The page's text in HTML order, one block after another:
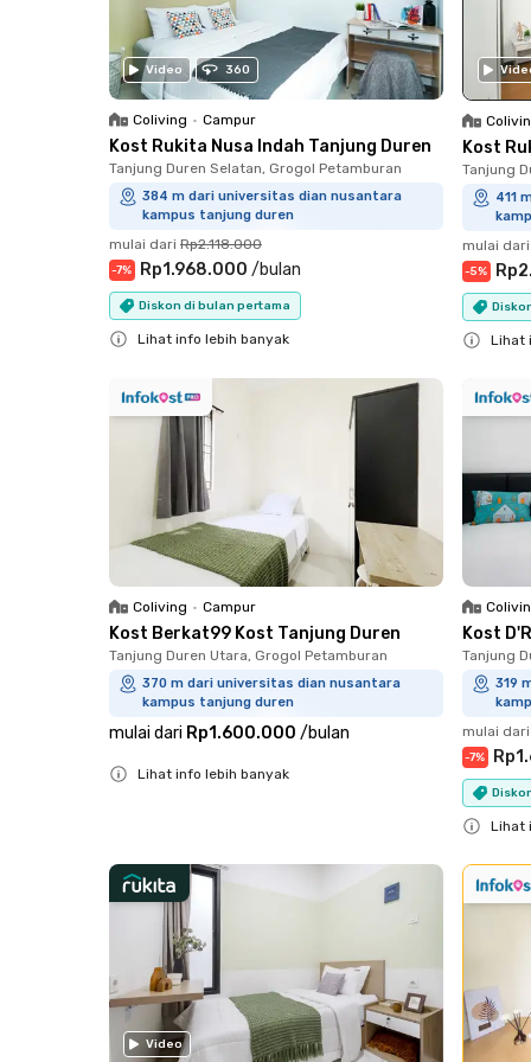
Video 360
Coliving • Campur
Kost Rukita Nusa Indah Tanjung Duren
Tanjung Duren Selatan, Grogol Petamburan
384 m dari universitas dian nusantara
kampus tanjung duren
mulai dari Rp2.118.000
-7% Rp1.968.000 /bulan
Diskon di bulan pertama
Lihat info lebih banyak
Kost
Tanjung
411
mulai dari
-5%
Lihat
Coliving • Campur
Kost Berkat99 Kost Tanjung Duren
Tanjung Duren Utara, Grogol Petamburan
370 m dari universitas dian nusantara
kampus tanjung duren
mulai dari Rp1.600.000 /bulan
Lihat info lebih banyak
Kost
Tanjung
319
mulai dari
-7%
Lihat
Video